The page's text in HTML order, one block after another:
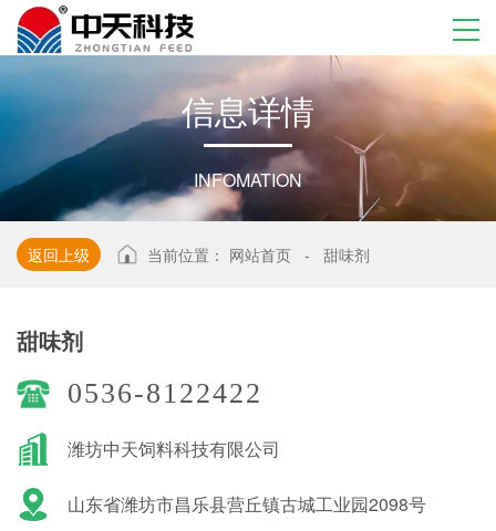
信息详情
INFOMATION
返回上级 当前位置： 网站首页 - 甜味剂
甜味剂
0536-8122422
潍坊中天饲料科技有限公司
山东省潍坊市昌乐县营丘镇古城工业园2098号